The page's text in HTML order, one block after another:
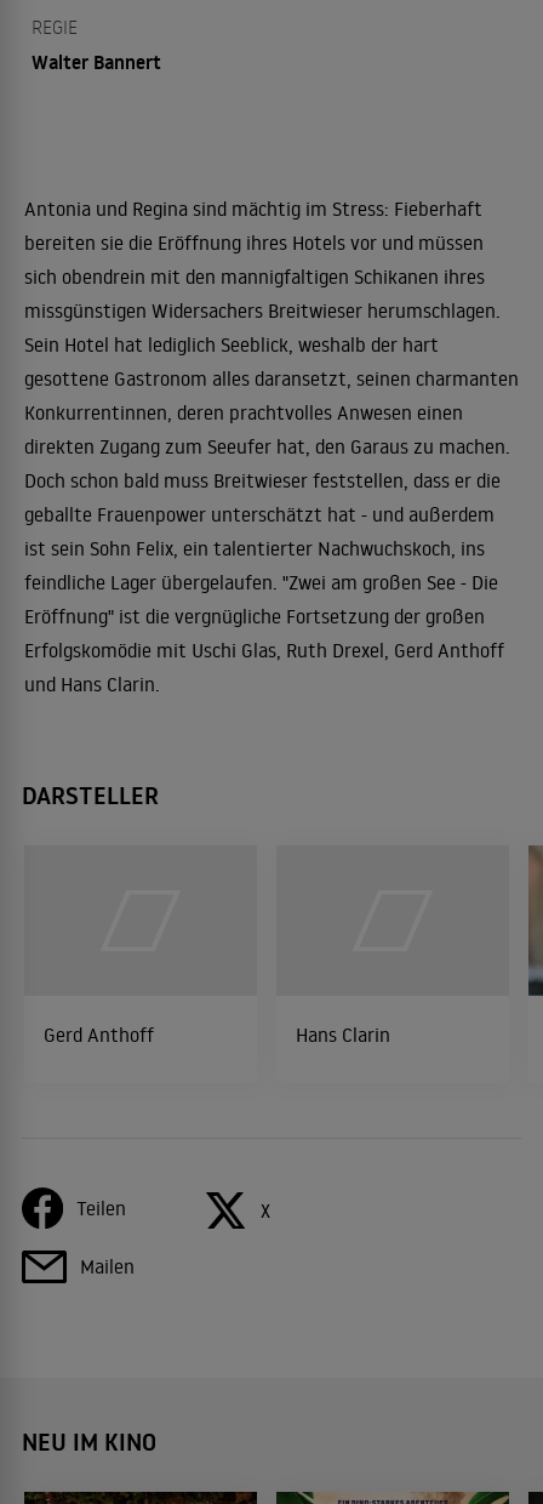
REGIE
Walter Bannert
Antonia und Regina sind mächtig im Stress: Fieberhaft
bereiten sie die Eröffnung ihres Hotels vor und müssen
sich obendrein mit den mannigfaltigen Schikanen ihres
missgünstigen Widersachers Breitwieser herumschlagen.
Sein Hotel hat lediglich Seeblick, weshalb der hart
gesottene Gastronom alles daransetzt, seinen charmanten
Konkurrentinnen, deren prachtvolles Anwesen einen
direkten Zugang zum Seeufer hat, den Garaus zu machen.
Doch schon bald muss Breitwieser feststellen, dass er die
geballte Frauenpower unterschätzt hat - und außerdem
ist sein Sohn Felix, ein talentierter Nachwuchskoch, ins
feindliche Lager übergelaufen. "Zwei am großen See - Die
Eröffnung" ist die vergnügliche Fortsetzung der großen
Erfolgskomödie mit Uschi Glas, Ruth Drexel, Gerd Anthoff
und Hans Clarin.
DARSTELLER
Gerd Anthoff Hans Clarin
Teilen X
Mailen
NEU IM KINO